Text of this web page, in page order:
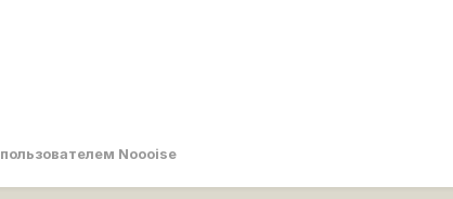
пользователем Noooise